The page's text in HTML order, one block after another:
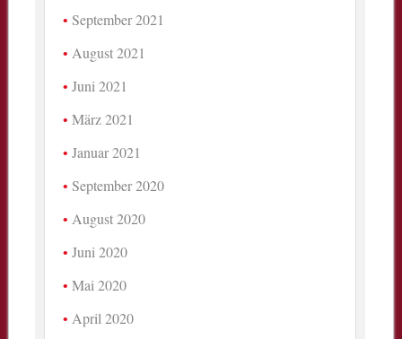
September 2021
August 2021
Juni 2021
März 2021
Januar 2021
September 2020
August 2020
Juni 2020
Mai 2020
April 2020